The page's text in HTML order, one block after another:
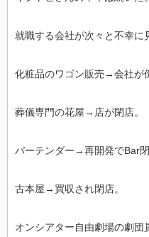
就職する会社が次々と不幸に
化粧品のワゴン販売→会社が
葬儀専門の花屋→店が閉店。
バーテンダー→再開発でBar閉
古本屋→買収され閉店。
オンシアター自由劇場の劇団